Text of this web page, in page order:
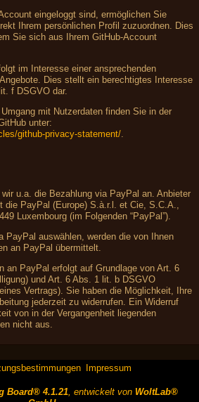
eingeloggt sind, ermöglichen Sie
Ihrem persönlichen Profil zuzuordnen. Dies
Sie sich aus Ihrem GitHub-Account
im Interesse einer ansprechenden
Dies stellt ein berechtigtes Interesse
f DSGVO dar.
mit Nutzerdaten finden Sie in der
unter:
github-privacy-statement/
u.a. die Bezahlung via PayPal an. Anbieter
PayPal (Europe) S.à.r.l. et Cie, S.C.A.,
Luxembourg (im Folgenden “PayPal”).
PayPal auswählen, werden die von Ihnen
an PayPal übermittelt.
an PayPal erfolgt auf Grundlage von Art. 6
und Art. 6 Abs. 1 lit. b DSGVO
Vertrags). Sie haben die Möglichkeit, Ihre
jederzeit zu widerrufen. Ein Widerruf
von in der Vergangenheit liegenden
nicht aus.
Impressum
Board® 4.1.21, entwickelt von WoltLab®